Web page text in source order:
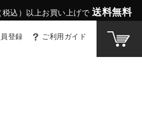
税込）以上お買い上げで 送料無料
登録 ご利用ガイド